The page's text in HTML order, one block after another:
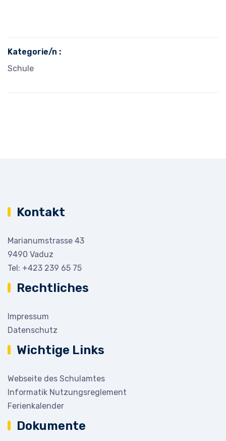
Kategorie/n :
Schule
Kontakt
Marianumstrasse 43
9490 Vaduz
Tel: +423 239 65 75
Rechtliches
Impressum
Datenschutz
Wichtige Links
Webseite des Schulamtes
Informatik Nutzungsreglement
Ferienkalender
Dokumente